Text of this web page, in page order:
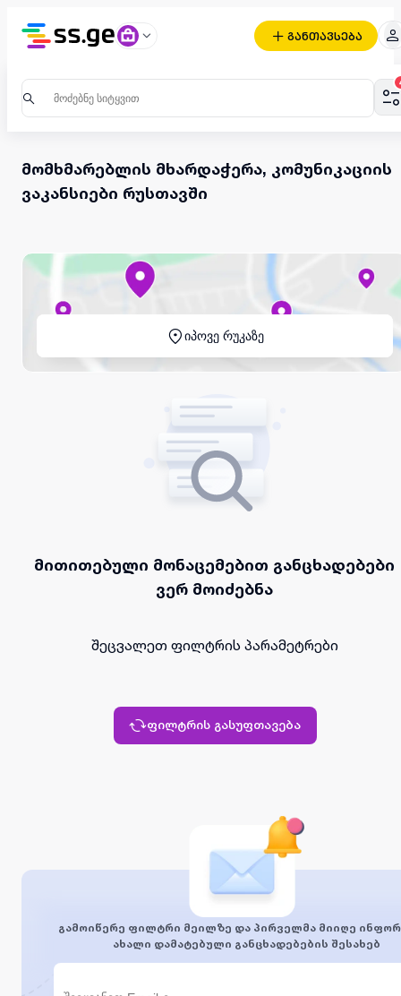
განთავსება
მომხმარებლის მხარდაჭერა, კომუნიკაციის
ვაკანსიები რუსთავში
იპოვე რუკაზე
მითითებული მონაცემებით განცხადებები
ვერ მოიძებნა
შეცვალეთ ფილტრის პარამეტრები
ფილტრის გასუფთავება
გამოიწერე ფილტრი მეილზე და პირველმა მიიღე
ახალი დამატებული განცხადებების შესახებ